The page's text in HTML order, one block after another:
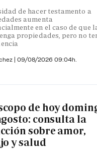
de hacer testamento a
aumenta
en el caso de que
propiedades, pero no
| 09/08/2026 09:04h.
de hoy
consulta la
sobre amor,
y salud